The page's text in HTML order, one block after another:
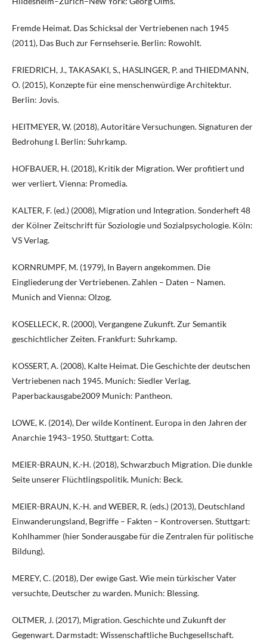
Fremde Heimat. Das Schicksal der Vertriebenen nach 1945
(2011), Das Buch zur Fernsehserie. Berlin: Rowohlt.
FRIEDRICH, J., TAKASAKI, S., HASLINGER, P. and THIEDMANN,
O. (2015), Konzepte für eine menschenwürdige Architektur.
Berlin: Jovis.
HEITMEYER, W. (2018), Autoritäre Versuchungen. Signaturen der
Bedrohung I. Berlin: Suhrkamp.
HOFBAUER, H. (2018), Kritik der Migration. Wer profitiert und
wer verliert. Vienna: Promedia.
KALTER, F. (ed.) (2008), Migration und Integration. Sonderheft 48
der Kölner Zeitschrift für Soziologie und Sozialpsychologie. Köln:
VS Verlag.
KORNRUMPF, M. (1979), In Bayern angekommen. Die
Eingliederung der Vertriebenen. Zahlen – Daten – Namen.
Munich and Vienna: Olzog.
KOSELLECK, R. (2000), Vergangene Zukunft. Zur Semantik
geschichtlicher Zeiten. Frankfurt: Suhrkamp.
KOSSERT, A. (2008), Kalte Heimat. Die Geschichte der deutschen
Vertriebenen nach 1945. Munich: Siedler Verlag.
Paperbackausgabe2009 Munich: Pantheon.
LOWE, K. (2014), Der wilde Kontinent. Europa in den Jahren der
Anarchie 1943–1950. Stuttgart: Cotta.
MEIER-BRAUN, K.-H. (2018), Schwarzbuch Migration. Die dunkle
Seite unserer Flüchtlingspolitik. Munich: Beck.
MEIER-BRAUN, K.-H. and WEBER, R. (eds.) (2013), Deutschland
Einwanderungsland, Begriffe – Fakten – Kontroversen. Stuttgart:
Kohlhammer (hier Sonderausgabe für die Zentralen für politische
Bildung).
MEREY, C. (2018), Der ewige Gast. Wie mein türkischer Vater
versuchte, Deutscher zu warden. Munich: Blessing.
OLTMER, J. (2017), Migration. Geschichte und Zukunft der
Gegenwart. Darmstadt: Wissenschaftliche Buchgesellschaft.